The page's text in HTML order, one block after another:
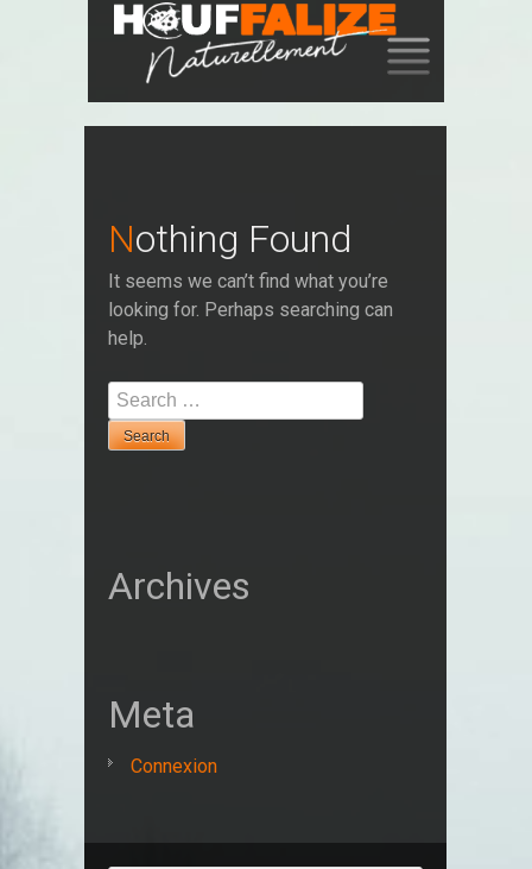
Nothing Found
It seems we can’t find what you’re
looking for. Perhaps searching can
help.
Search
for:
Archives
Meta
Connexion